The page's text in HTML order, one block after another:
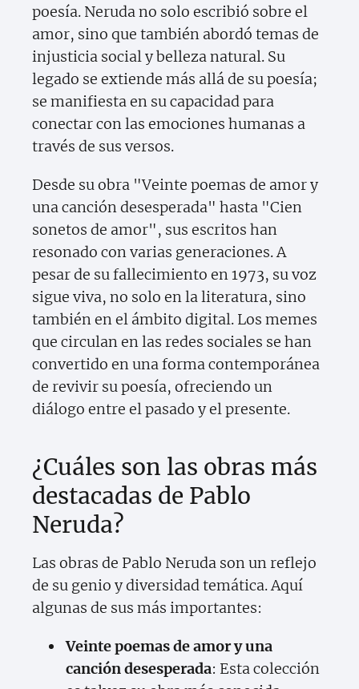
poesía. Neruda no solo escribió sobre el
amor, sino que también abordó temas de
injusticia social y belleza natural. Su
legado se extiende más allá de su poesía;
se manifiesta en su capacidad para
conectar con las emociones humanas a
través de sus versos.
Desde su obra "Veinte poemas de amor y
una canción desesperada" hasta "Cien
sonetos de amor", sus escritos han
resonado con varias generaciones. A
pesar de su fallecimiento en 1973, su voz
sigue viva, no solo en la literatura, sino
también en el ámbito digital. Los memes
que circulan en las redes sociales se han
convertido en una forma contemporánea
de revivir su poesía, ofreciendo un
diálogo entre el pasado y el presente.
¿Cuáles son las obras más
destacadas de Pablo
Neruda?
Las obras de Pablo Neruda son un reflejo
de su genio y diversidad temática. Aquí
algunas de sus más importantes:
Veinte poemas de amor y una
canción desesperada: Esta colección